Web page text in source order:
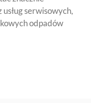
serwisowych,
odpadów